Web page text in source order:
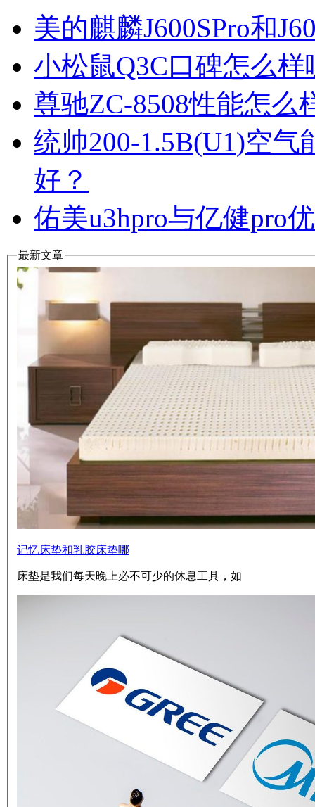
美的麒麟J600SPro和
小松鼠Q3C口碑怎么
尊驰ZC-8508性能怎么
统帅200-1.5B(U1)空
好？
佑美u3hpro与亿健pro
最新文章
记忆床垫和乳胶床垫哪
床垫是我们每天晚上必不可少的休息工具，如